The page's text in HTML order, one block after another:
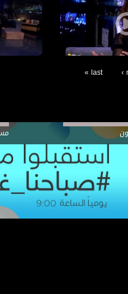
الثامن،ستوديو البلد،مساواة
الأسرية والزوجية،الكاملة،
بصمة
last »